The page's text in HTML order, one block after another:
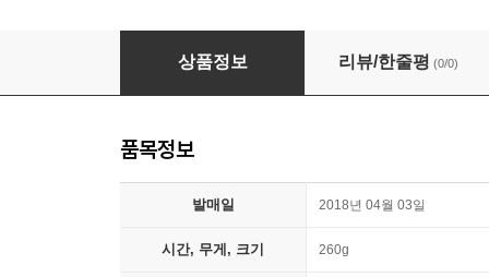
Oslo Cathedral Choir 부활절, 예수 승천일,
상품정보 리뷰/한줄평 (0/0)
품목정보
발매일 2018년 04월 03일
시간, 무게, 크기 260g